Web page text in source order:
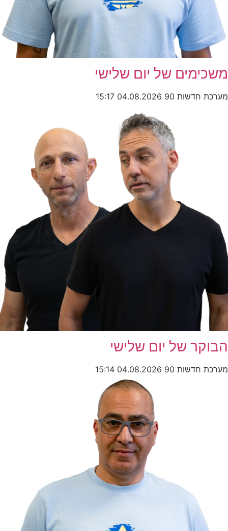
משכימים של יום שלישי
מערכת חדשות 90 04.08.2026
15:17
הבוקר של יום שלישי
מערכת חדשות 90 04.08.2026
15:14